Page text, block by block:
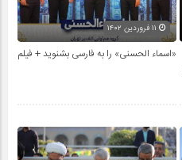
«اسماء الحسنی» را به فارسی بشنوید + فیلم